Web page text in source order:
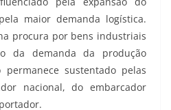
maior demanda logística.
procura por bens industriais
da demanda da produção
permanece sustentado pelas
nacional, do embarcador